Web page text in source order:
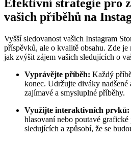
Efektivní strategie pro
vašich příběhů na
Vyšší sledovanost vašich Instagram
příspěvků, ale o kvalitě obsahu. Zde
jak zvýšit zájem vašich sledujících o
Vyprávějte příběh: Každý
konec. Udržujte diváky
zajímavé a smysluplné příběhy.
Využijte interaktivních prvků:
hlasovaní nebo poutavé
sledujících a způsobí, že se